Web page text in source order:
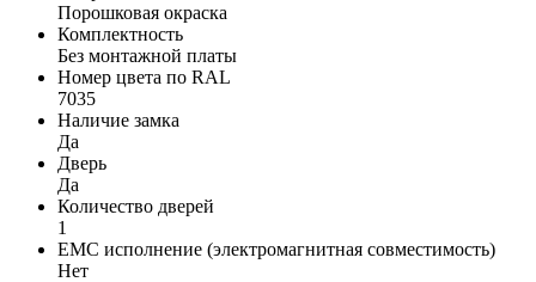
Порошковая окраска
Комплектность
Без монтажной платы
Номер цвета по RAL
7035
Наличие замка
Да
Дверь
Да
Количество дверей
1
EMC исполнение (электромагнитная совместимость)
Нет